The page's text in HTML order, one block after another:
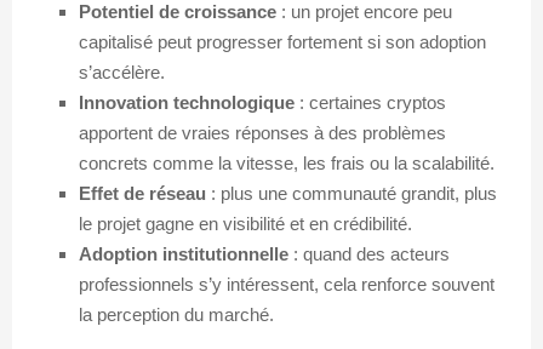
Potentiel de croissance : un projet encore peu
capitalisé peut progresser fortement si son adoption
s’accélère.
Innovation technologique : certaines cryptos
apportent de vraies réponses à des problèmes
concrets comme la vitesse, les frais ou la scalabilité.
Effet de réseau : plus une communauté grandit, plus
le projet gagne en visibilité et en crédibilité.
Adoption institutionnelle : quand des acteurs
professionnels s’y intéressent, cela renforce souvent
la perception du marché.